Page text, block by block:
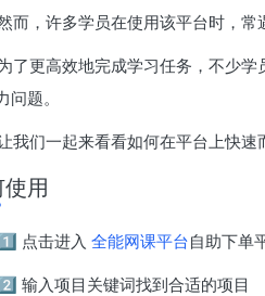
而，许多学员在使用该平台时，常
了更高效地完成学习任务，不少
问题。
我们一起来看看如何在平台上快速
用
点击进入 全能网课平台自助下单
输入项目关键词找到合适的项目